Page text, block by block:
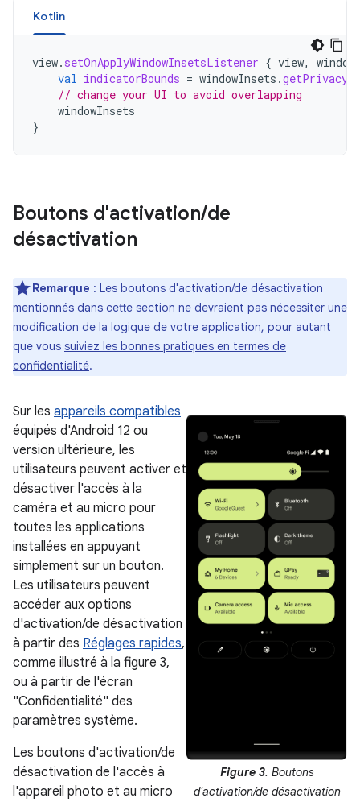
Kotlin
view. setOnApplyWindowInsetsListener { view,
val indicatorBounds = windowInsets .
// change your UI to avoid overlapping
windowInsets
}
Boutons d'activation/de
désactivation
Remarque : Les boutons d'activation/de désactivation
mentionnés dans cette section ne devraient pas nécessiter une
modification de la logique de votre application, pour autant
que vous suiviez les bonnes pratiques en termes de
confidentialité.
Figure 3. Boutons
d'activation/de désactivation
Sur les appareils compatibles
équipés d'Android 12 ou
version ultérieure, les
utilisateurs peuvent activer et
désactiver l'accès à la
caméra et au micro pour
toutes les applications
installées en appuyant
simplement sur un bouton.
Les utilisateurs peuvent
accéder aux options
d'activation/de désactivation
à partir des Réglages rapides,
comme illustré à la figure 3,
ou à partir de l'écran
"Confidentialité" des
paramètres système.
Les boutons d'activation/de
désactivation de l'accès à
l'appareil photo et au micro